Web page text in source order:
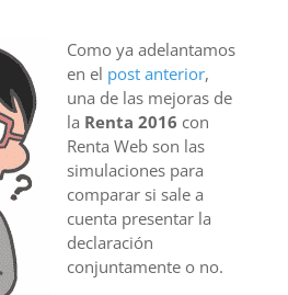
Como ya adelantamos
en el post anterior,
una de las mejoras de
la Renta 2016 con
Renta Web son las
simulaciones para
comparar si sale a
cuenta presentar la
declaración
conjuntamente o no.